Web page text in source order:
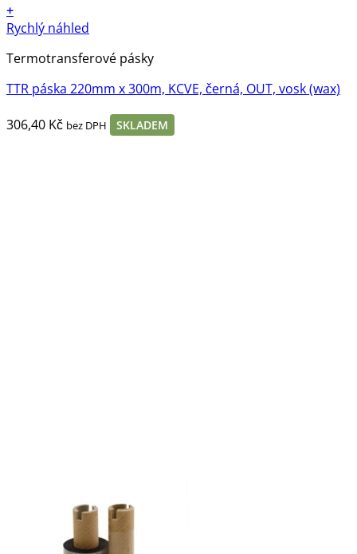
+
Rychlý náhled
Termotransferové pásky
TTR páska 220mm x 300m, KCVE, černá, OUT, vosk (wax)
306,40 Kč bez DPH SKLADEM